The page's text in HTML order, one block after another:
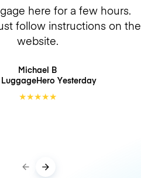
here for a few hours.
follow instructions on the
website.
Michael B
Yesterday
★★★★★